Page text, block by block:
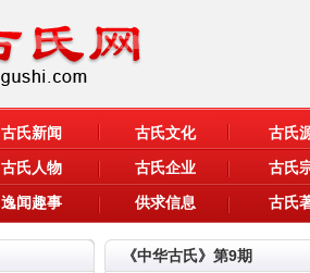
古氏新闻 古氏文化
古氏
古氏人物 古氏企业
古氏
逸闻趣事 供求信息 古氏
《中华古氏》第9期